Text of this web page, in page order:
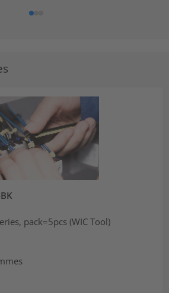
pack=5pcs (WIC Tool)